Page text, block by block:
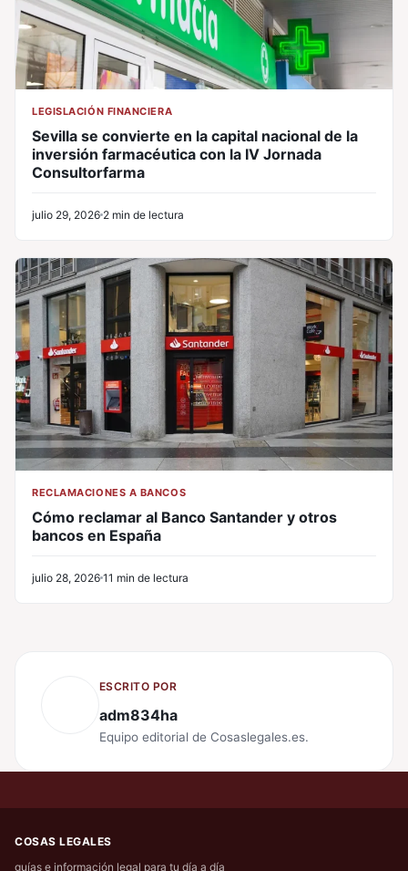
LEGISLACIÓN FINANCIERA
Sevilla se convierte en la capital nacional de la
inversión farmacéutica con la IV Jornada
Consultorfarma
julio 29, 2026 2 min de lectura
RECLAMACIONES A BANCOS
Cómo reclamar al Banco Santander y otros
bancos en España
julio 28, 2026 11 min de lectura
ESCRITO POR
adm834ha
Equipo editorial de Cosaslegales.es.
COSAS LEGALES
guías e información legal para tu día a día